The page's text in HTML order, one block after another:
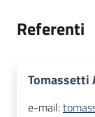
Referenti
Tomassetti
e-mail: